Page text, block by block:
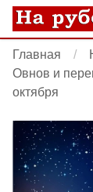
Главная
Овнов и
октября